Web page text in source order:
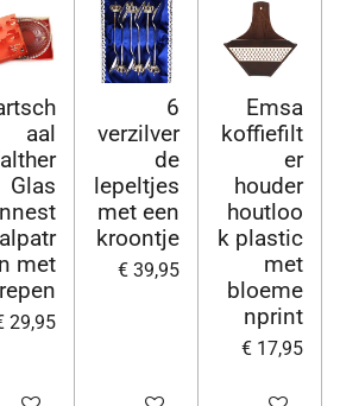
aal
Glas
met
29,95
6
verzilver
de
lepeltjes
met een
kroontje
€ 39,95
Emsa
koffiefilt
er
houder
houtloo
k plastic
met
bloeme
nprint
€ 17,95